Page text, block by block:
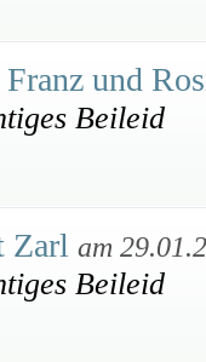
und
Beileid
Zarl am
Beileid